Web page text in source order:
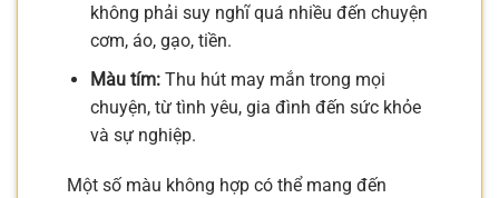
không phải suy nghĩ quá nhiều đến chuyện
cơm, áo, gạo, tiền.
Màu tím:Thu hút may mắn trong mọi
chuyện, từ tình yêu, gia đình đến sức khỏe
và sự nghiệp.
Một số màu không hợp có thể mang đến